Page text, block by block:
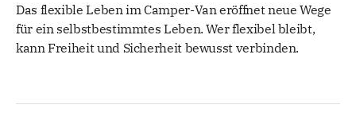
Das flexible Leben im Camper-Van eröffnet neue Wege
für ein selbstbestimmtes Leben. Wer flexibel bleibt,
kann Freiheit und Sicherheit bewusst verbinden.